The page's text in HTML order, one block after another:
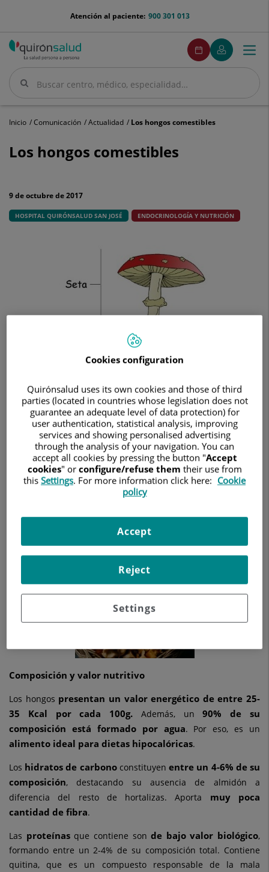
menu-
900 301 013
Atención al paciente:
Buscar
Buscar
menuPedirCita
Pedir
cita
Mi
Quirónsalud
Menú
Inicio Comunicación Actualidad Los hongos comestibles
hongos
comestibles
Los hongos comestibles
9 de octubre de 2017
HOSPITAL QUIRÓNSALUD SAN JOSÉ ENDOCRINOLOGÍA Y NUTRICIÓN
hongos comestibles
organismos pluricelulares
formados por dos partes:
Seta: es la parte que está a la vista, es el fruto o
reproductor del hongo.
Micelio: es la parte subterránea, encargada de la
alimentación de la seta.
de diversas formas
esponjosos, redondeados, de tallo grueso…pero lo que
debemos tener muy claro es si son hongos
o no, ya que hay variedades que son venenosas y
Composición y valor nutritivo
Los hongos presentan un valor energético de entre 25-
35 Kcal por cada 100g. Además, un90% de su
composición está formado por agua. Por eso, es un
alimento ideal para dietas hipocalóricas.
Los hidratos de carbonoconstituyenentre un 4-6% de su
composición, destacando su ausencia de almidón a
diferencia del resto de hortalizas. Aporta muy poca
cantidad de fibra.
Las proteínasque contiene sonde bajo valor biológico,
formando entre un 2-4% de su composición total. Contiene
quitina, que es un compuesto responsable de la mala
Cookies configuration
Quirónsalud uses its own cookies and those of third
parties (located in countries whose legislation does not
guarantee an adequate level of data protection) for
user authentication, statistical analysis, improving
services and showing personalised advertising
through the analysis of your navigation. You can
accept all cookies by pressing the button "Accept
cookies" or configure/refuse them their use from
this Settings. For more information click here: Cookie
policy
Settings
Reject
Accept